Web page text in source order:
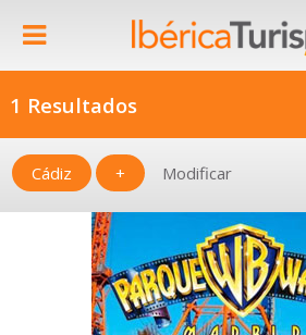
1 Resultados
Cádiz + Modificar